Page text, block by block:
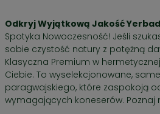
tego sezonu.
Ten zestaw to wybór numer 1
sommelierów. Jest luksusowy,
odmienić chłodne dni.
Cena / 100g – 29,96 zł
Odkryj Wyjątkową Jakość
Spotyka Nowoczesność! Jeśli
sobie czystość natury z potężną
Klasyczna Premium w
Ciebie. To wyselekcjonowane,
paragwajskiego, które zaspokoją
wymagających koneserów.